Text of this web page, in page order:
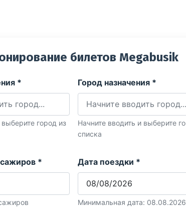
билетов Megabusik
*
город из
Город назначения *
Начните вводить и выберите
списка
* Дата поездки *
Минимальная дата: 08.08.2026